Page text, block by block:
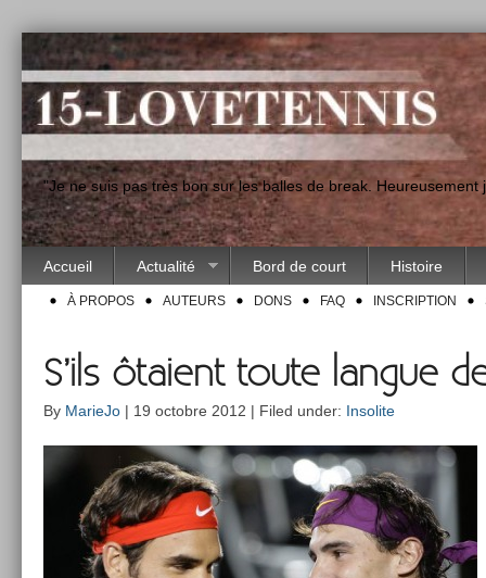
"Je ne suis pas très bon sur les balles de break.
Accueil Actualité Bord de court Histoire
À PROPOS AUTEURS DONS FAQ INSCRIPTION
S’ils ôtaient toute langue
By MarieJo | 19 octobre 2012 | Filed under: Insolite